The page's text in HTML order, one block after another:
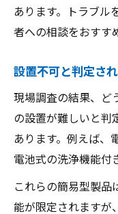
あります。トラブル
者への相談をおすす
設置不可と判定さ
現場調査の結果、ど
の設置が難しいと判
あります。例えば、
電池式の洗浄機能付
これらの簡易型製品
能が限定されますが